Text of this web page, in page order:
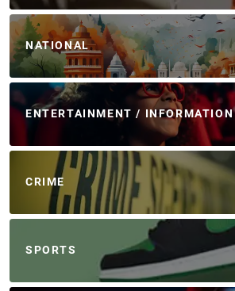
NATIONAL
ENTERTAINMENT / INFORMATION
CRIME
SPORTS